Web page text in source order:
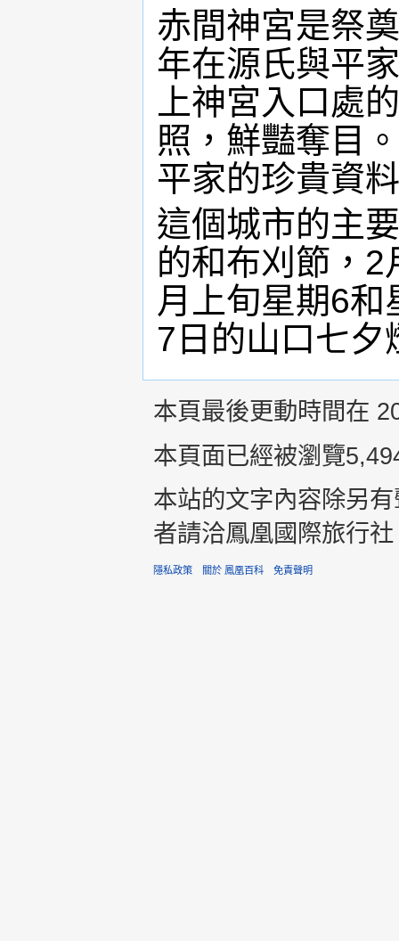
赤間神宮是祭
年在源氏與平
上神宮入口處
照，鮮豔奪目
平家的珍貴資
這個城市的主
的和布刈節，2
月上旬星期6
7日的山口七夕
本頁最後更動時間在
本頁面已經被瀏覽
本站的文字內容除另
者請洽鳳凰國際旅行
隱私政策 關於 鳳凰百科 免責聲明